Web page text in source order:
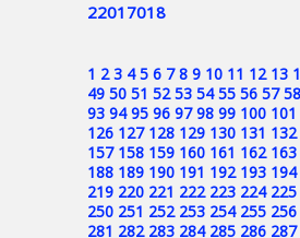
22017018
1 2 3 4 5 6 7 8 9 10 11 12 13
49 50 51 52 53 54 55 56 57 58
93 94 95 96 97 98 99 100 101
126 127 128 129 130 131 132
157 158 159 160 161 162 163
188 189 190 191 192 193 194
219 220 221 222 223 224 225
250 251 252 253 254 255 256
281 282 283 284 285 286 287